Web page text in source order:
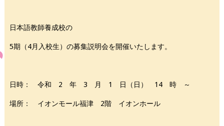
日本語教師養成校の
5期（4月入校生）の募集説明会を開催いたします。
日時： 令和 2 年 3 月 1 日（日） 14 時 ～
場所： イオンモール福津 2階 イオンホール